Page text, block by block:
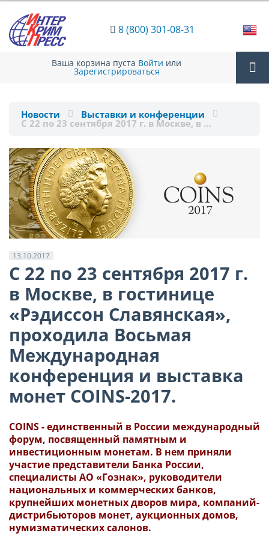
8 (800) 301-08-31
Ваша корзина пуста Войти или
Зарегистрироваться
Новости Выставки и конференции
С 22 по 23 сентября 2017 г. в Москве, в …
13.10.2017
С 22 по 23 сентября 2017 г.
в Москве, в гостинице
«Рэдиссон Славянская»,
проходила Восьмая
Международная
конференция и выставка
монет COINS-2017.
COINS - единственный в России международный
форум, посвященный памятным и
инвестиционным монетам. В нем приняли
участие представители Банка России,
специалисты АО «Гознак», руководители
национальных и коммерческих банков,
крупнейших монетных дворов мира, компаний-
дистрибьюторов монет, аукционных домов,
нумизматических салонов.